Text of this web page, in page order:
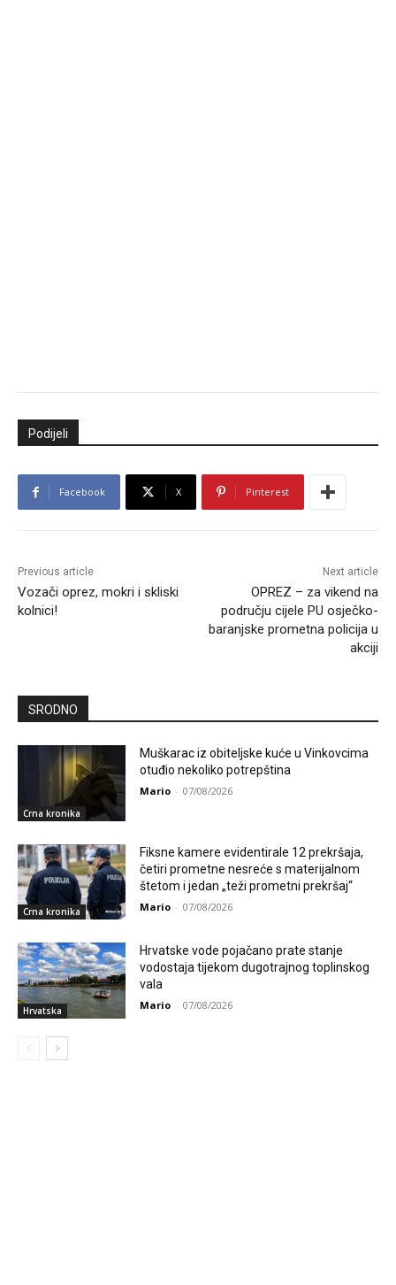
Podijeli
Facebook X Pinterest
Previous article
Vozači oprez, mokri i skliski
kolnici!
Next article
OPREZ – za vikend na
području cijele PU osječko-
baranjske prometna policija u
akciji
SRODNO
Crna kronika
Muškarac iz obiteljske kuće u Vinkovcima
otuđio nekoliko potrepština
Mario - 07/08/2026
Crna kronika
Fiksne kamere evidentirale 12 prekršaja,
četiri prometne nesreće s materijalnom
štetom i jedan „teži prometni prekršaj“
Mario - 07/08/2026
Hrvatska
Hrvatske vode pojačano prate stanje
vodostaja tijekom dugotrajnog toplinskog
vala
Mario - 07/08/2026